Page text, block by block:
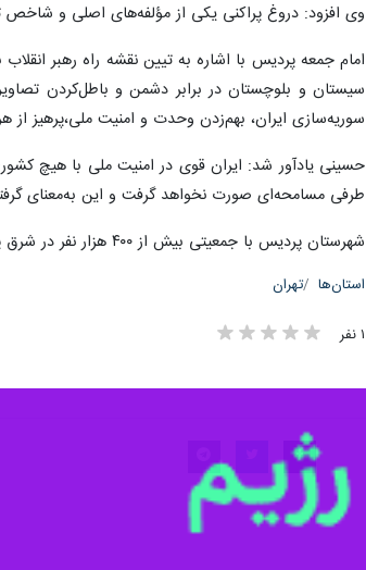
وی افزود: دروغ پراکنی یکی از مؤلفه‌های اصلی و شاخص ترین
امام جمعه پردیس با اشاره به تیین نقشه راه رهبر
سیستان و بلوچستان در برابر دشمن و باطل‌کردن
سوریه‌سازی ایران، بهم‌زدن وحدت و امنیت ملی،پرهیز
حسینی یادآور شد: ایران قوی در امنیت ملی با هیچ
طرفی مسامحه‌ای صورت نخواهد گرفت و این به‌معنای
شهرستان پردیس با جمعیتی بیش از ۴۰۰ هزار نفر در شرق پایتخت قرار دارد.
استان‌ها تهران
۱ نفر